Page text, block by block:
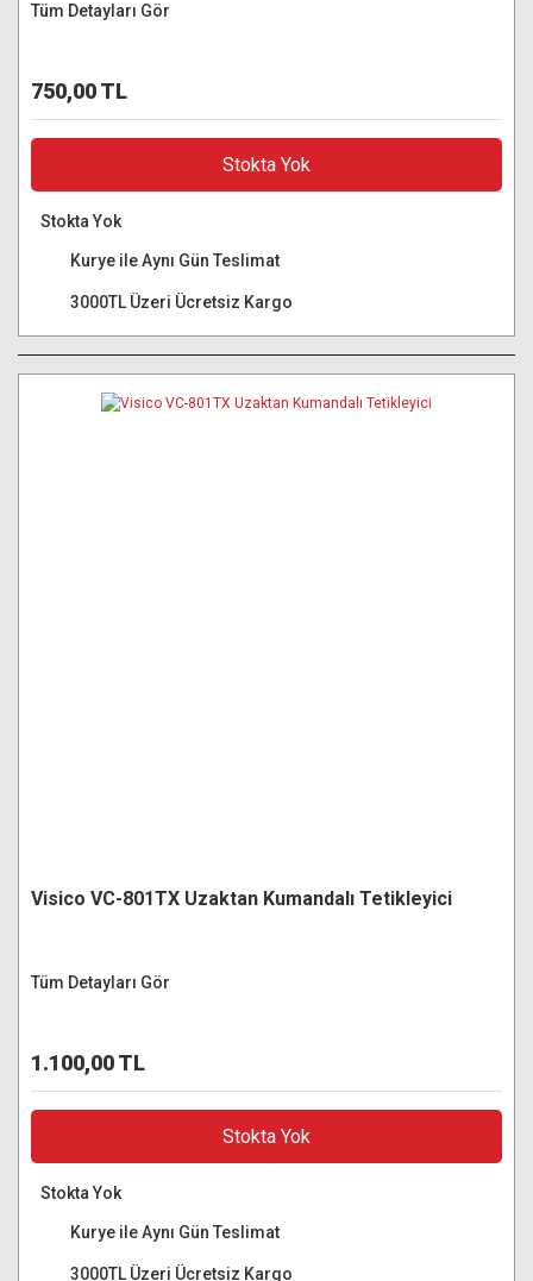
Tüm Detayları Gör
750,00 TL
Stokta Yok
Stokta Yok
Kurye ile Aynı Gün Teslimat
3000TL Üzeri Ücretsiz Kargo
Visico VC-801TX Uzaktan Kumandalı Tetikleyici
Tüm Detayları Gör
1.100,00 TL
Stokta Yok
Stokta Yok
Kurye ile Aynı Gün Teslimat
3000TL Üzeri Ücretsiz Kargo